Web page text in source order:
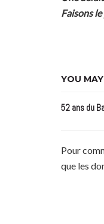
Faisons
YOU
52 ans du
Pour
que les